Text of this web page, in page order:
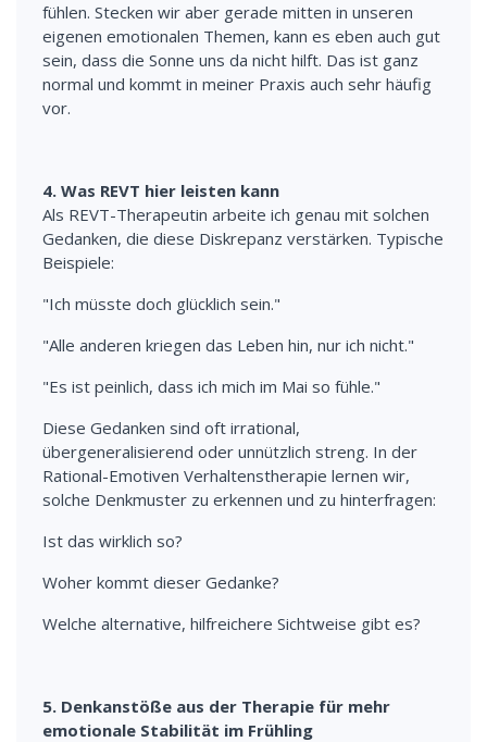
fühlen. Stecken wir aber gerade mitten in unseren
eigenen emotionalen Themen, kann es eben auch gut
sein, dass die Sonne uns da nicht hilft. Das ist ganz
normal und kommt in meiner Praxis auch sehr häufig
vor.
4. Was REVT hier leisten kann
Als REVT-Therapeutin arbeite ich genau mit solchen
Gedanken, die diese Diskrepanz verstärken. Typische
Beispiele:
"Ich müsste doch glücklich sein."
"Alle anderen kriegen das Leben hin, nur ich nicht."
"Es ist peinlich, dass ich mich im Mai so fühle."
Diese Gedanken sind oft irrational,
übergeneralisierend oder unnützlich streng. In der
Rational-Emotiven Verhaltenstherapie lernen wir,
solche Denkmuster zu erkennen und zu hinterfragen:
Ist das wirklich so?
Woher kommt dieser Gedanke?
Welche alternative, hilfreichere Sichtweise gibt es?
5. Denkanstöße aus der Therapie für mehr
emotionale Stabilität im Frühling